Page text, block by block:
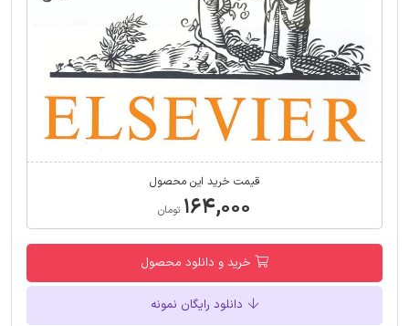
قیمت خرید این محصول
۱۶۴,۰۰۰ تومان
خرید و دانلود محصول
دانلود رایگان نمونه